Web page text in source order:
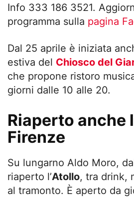
Info 333 186 3521.
programma sulla pagina
Dal 25 aprile è iniziata
estiva del Chiosco del
che propone ristoro
giorni dalle 10 alle 20.
Riaperto anche
Firenze
Su lungarno Aldo Moro,
riaperto l’Atollo, tra drink,
al tramonto. È aperto da